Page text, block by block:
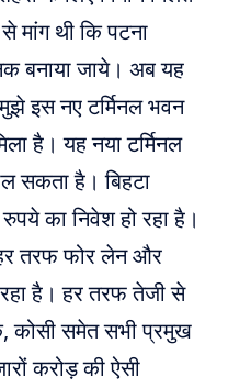
मांग थी कि पटना
बनाया जाये। अब यह
इस नए टर्मिनल भवन
है। यह नया टर्मिनल
सकता है। बिहटा
का निवेश हो रहा है।
हर तरफ फोर लेन और
है। हर तरफ तेजी से
कोसी समेत सभी प्रमुख
करोड़ की ऐसी